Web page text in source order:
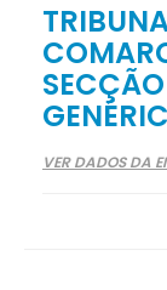
VER DADOS DA